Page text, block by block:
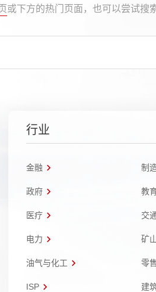
或下方的热门页面，也可以尝试搜
行业
金融 制
政府 教
医疗 交
电力 矿
油气与化工 零
ISP 建